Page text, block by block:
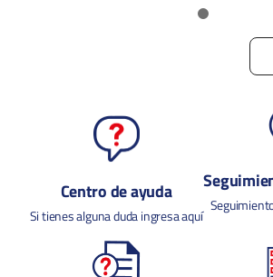
Centro de ayuda
Si tienes alguna duda ingresa aquí